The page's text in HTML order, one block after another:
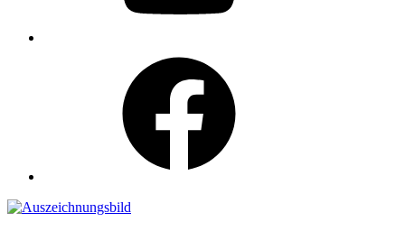
Auszeichnungen